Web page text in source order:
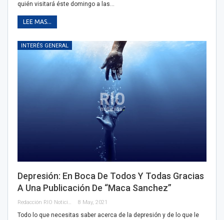
quién visitará éste domingo a las…
LEE MAS...
INTERÉS GENERAL
Depresión: En Boca De Todos Y Todas Gracias
A Una Publicación De “Maca Sanchez”
Redacción RIO Noticias 8 May, 2021
Todo lo que necesitas saber acerca de la depresión y de lo que le